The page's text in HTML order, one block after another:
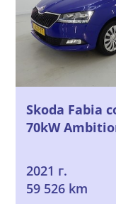
Skoda Fabia
70kW
2021 г.
59 526 km